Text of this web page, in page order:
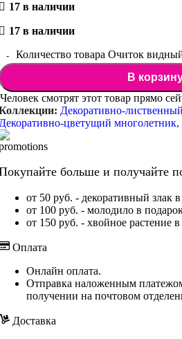
17 в наличии
17 в наличии
Количество товара Очиток
В
Человек смотрят этот товар прямо
Декоративно-
цветущий многолетник,
больше и получайте
от 50 руб. - декоративный злак
от 100 руб. - молодило в
от 150 руб. - хвойное растение
Оплата
Онлайн оплата.
Отправка наложенным
получении на почтовом
Доставка